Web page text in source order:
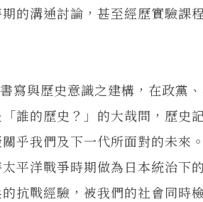
的溝通討論，甚至經歷實驗課
與歷史意識之建構，在政黨
誰的歷史？」的大哉問，歷史
乎我們及下一代所面對的未來
平洋戰爭時期做為日本統治下
抗戰經驗，被我們的社會同時